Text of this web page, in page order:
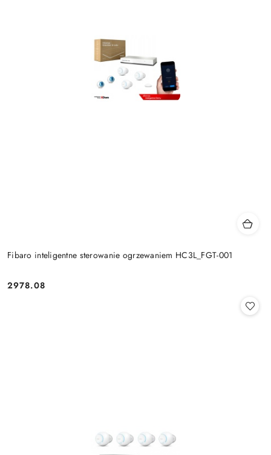
Fibaro inteligentne sterowanie ogrzewaniem HC3L_FGT-001
Cena:
2978.08